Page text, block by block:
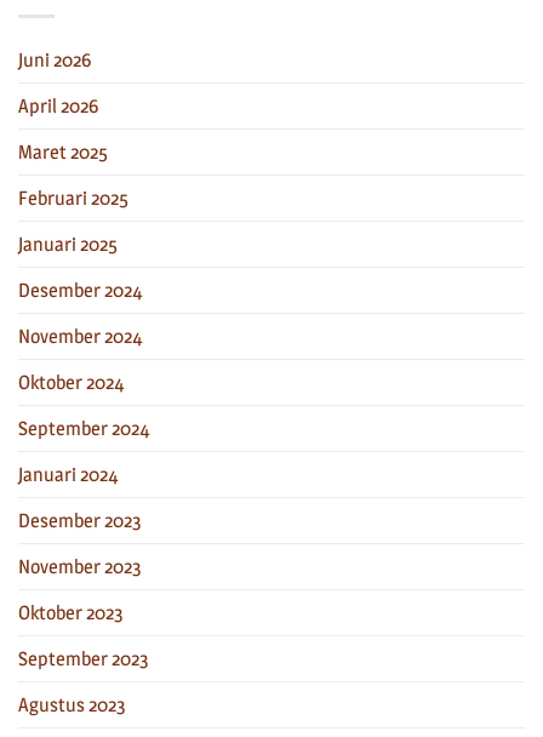
Juni 2026
April 2026
Maret 2025
Februari 2025
Januari 2025
Desember 2024
November 2024
Oktober 2024
September 2024
Januari 2024
Desember 2023
November 2023
Oktober 2023
September 2023
Agustus 2023